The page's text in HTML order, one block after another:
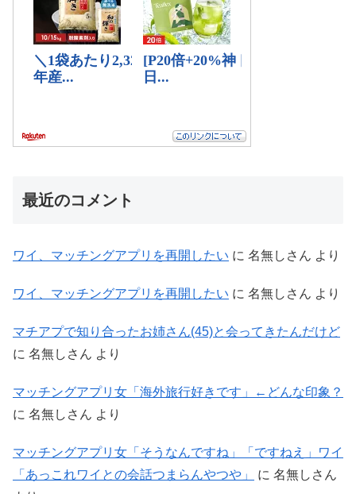
最近のコメント
ワイ、マッチングアプリを再開したい に 名無しさん より
ワイ、マッチングアプリを再開したい に 名無しさん より
マチアプで知り合ったお姉さん(45)と会ってきたんだけど
に 名無しさん より
マッチングアプリ女「海外旅行好きです」←どんな印象？
に 名無しさん より
マッチングアプリ女「そうなんですね」「ですねえ」ワイ
「あっこれワイとの会話つまらんやつや」
に 名無しさん